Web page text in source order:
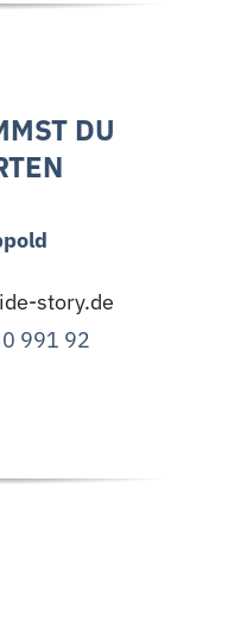
DU
story.de
991 92